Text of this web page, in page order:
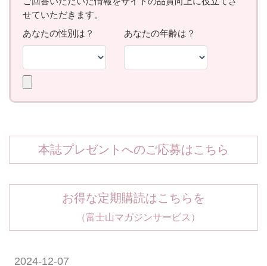
本誌プレゼントへのご応募はこちら
お得な定期購読はこちらを
（富士山マガジンサービス）
2024-12-07